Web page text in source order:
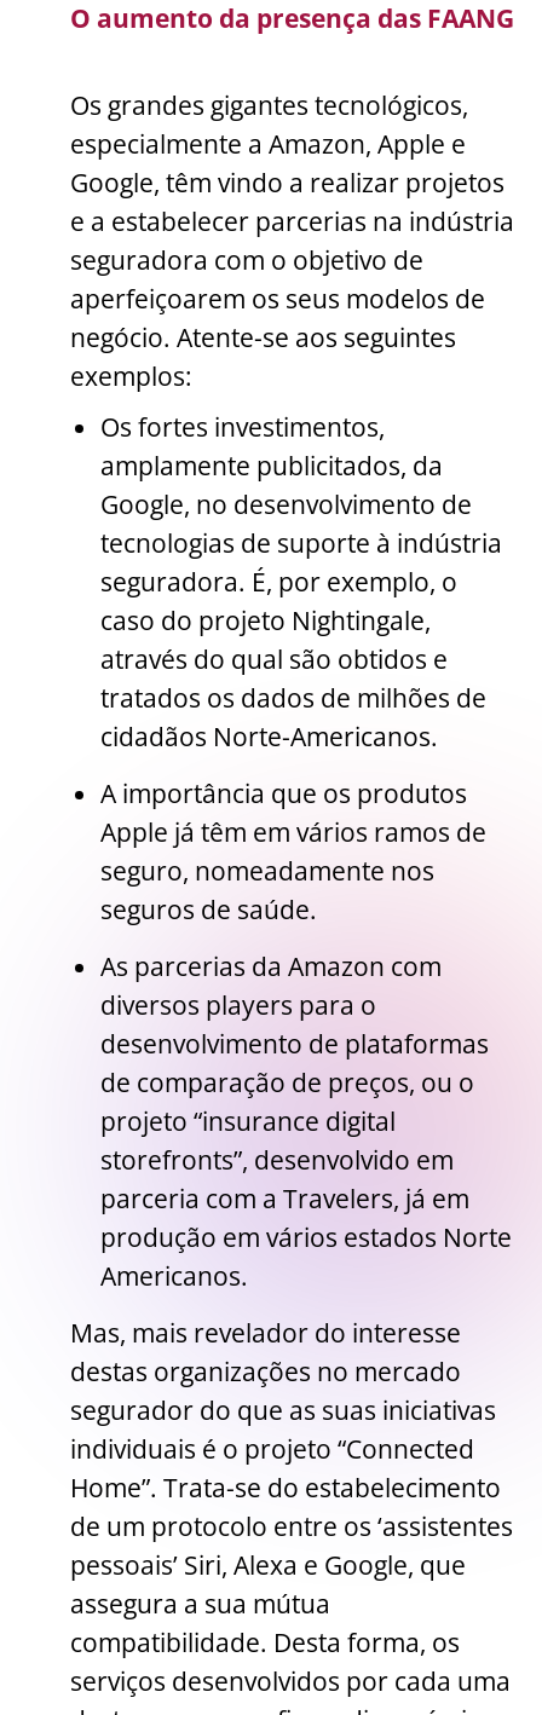
O aumento da presença das FAANG
Os grandes gigantes tecnológicos,
especialmente a Amazon, Apple e
Google, têm vindo a realizar projetos
e a estabelecer parcerias na indústria
seguradora com o objetivo de
aperfeiçoarem os seus modelos de
negócio. Atente-se aos seguintes
exemplos:
Os fortes investimentos,
amplamente publicitados, da
Google, no desenvolvimento de
tecnologias de suporte à indústria
seguradora. É, por exemplo, o
caso do projeto Nightingale,
através do qual são obtidos e
tratados os dados de milhões de
cidadãos Norte-Americanos.
A importância que os produtos
Apple já têm em vários ramos de
seguro, nomeadamente nos
seguros de saúde.
As parcerias da Amazon com
diversos players para o
desenvolvimento de plataformas
de comparação de preços, ou o
projeto “insurance digital
storefronts”, desenvolvido em
parceria com a Travelers, já em
produção em vários estados Norte
Americanos.
Mas, mais revelador do interesse
destas organizações no mercado
segurador do que as suas iniciativas
individuais é o projeto “Connected
Home”. Trata-se do estabelecimento
de um protocolo entre os ‘assistentes
pessoais’ Siri, Alexa e Google, que
assegura a sua mútua
compatibilidade. Desta forma, os
serviços desenvolvidos por cada uma